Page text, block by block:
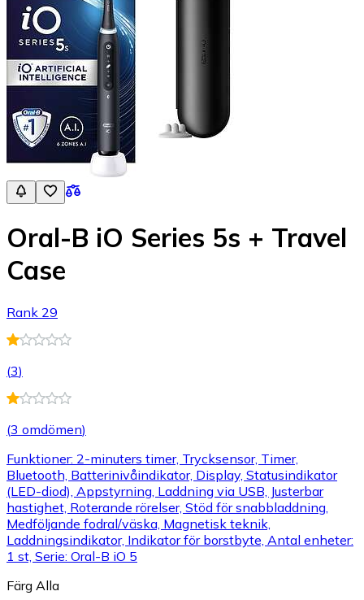
Oral-B iO Series 5s + Travel
Case
Rank 29
(3)
(3 omdömen)
Funktioner: 2-minuters timer, Trycksensor, Timer,
Bluetooth, Batterinivåindikator, Display, Statusindikator
(LED-diod), Appstyrning, Laddning via USB, Justerbar
hastighet, Roterande rörelser, Stöd för snabbladdning,
Medföljande fodral/väska, Magnetisk teknik,
Laddningsindikator, Indikator för borstbyte, Antal enheter:
1 st, Serie: Oral-B iO 5
Färg Alla